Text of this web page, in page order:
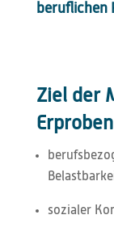
beruflichen
Ziel der
sozialer